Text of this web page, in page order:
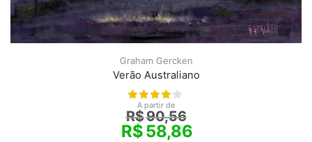
Graham Gercken
Verão Australiano
A partir de
R$90,56
R$58,86